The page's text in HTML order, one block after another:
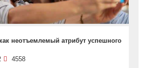
неотъемлемый атрибут успешного
4558